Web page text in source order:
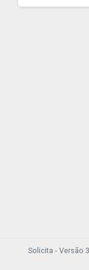
Solicita - Versão